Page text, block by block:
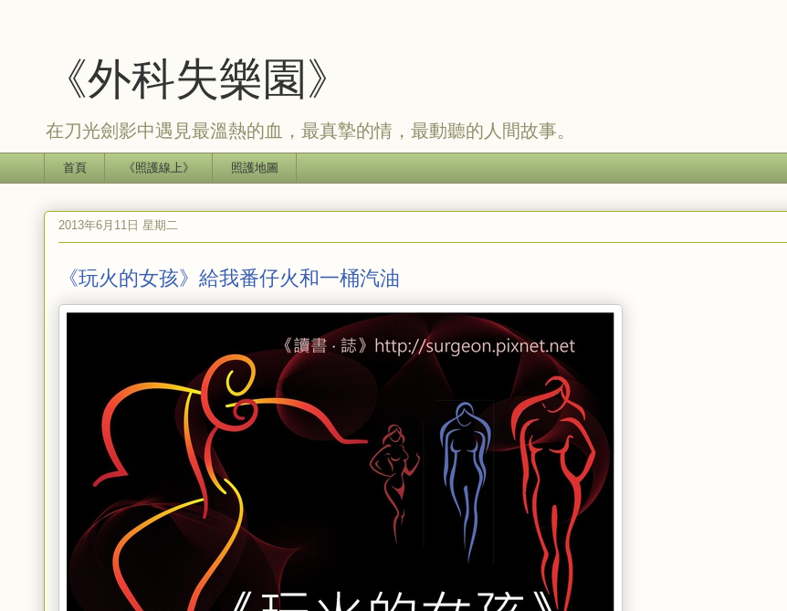
《外科失樂園》
在刀光劍影中遇見最溫熱的血，最真摯的情，最動聽的人間故事。
首頁 《照護線上》 照護地圖
2013年6月11日 星期二
《玩火的女孩》給我番仔火和一桶汽油